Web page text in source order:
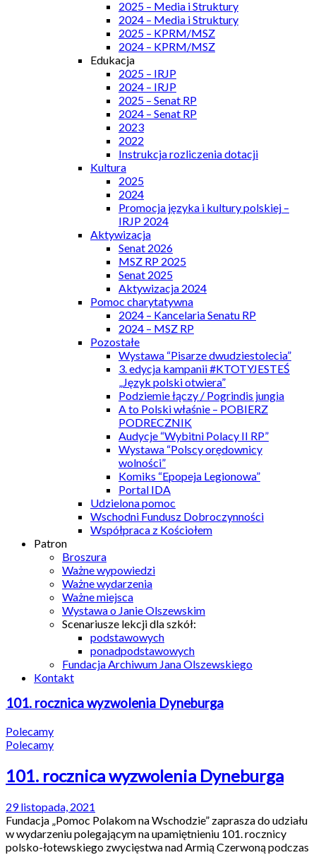
2025 – Media i Struktury
2024 – Media i Struktury
2025 – KPRM/MSZ
2024 – KPRM/MSZ
Edukacja
2025 – IRJP
2024 – IRJP
2025 – Senat RP
2024 – Senat RP
2023
2022
Instrukcja rozliczenia dotacji
Kultura
2025
2024
Promocja języka i kultury polskiej –
IRJP 2024
Aktywizacja
Senat 2026
MSZ RP 2025
Senat 2025
Aktywizacja 2024
Pomoc charytatywna
2024 – Kancelaria Senatu RP
2024 – MSZ RP
Pozostałe
Wystawa “Pisarze dwudziestolecia”
3. edycja kampanii #KTOTYJESTEŚ
„Język polski otwiera”
Podziemie łączy / Pogrindis jungia
A to Polski właśnie – POBIERZ
PODRECZNIK
Audycje “Wybitni Polacy II RP”
Wystawa “Polscy orędownicy
wolności”
Komiks “Epopeja Legionowa”
Portal IDA
Udzielona pomoc
Wschodni Fundusz Dobroczynności
Współpraca z Kościołem
Patron
Broszura
Ważne wypowiedzi
Ważne wydarzenia
Ważne miejsca
Wystawa o Janie Olszewskim
Scenariusze lekcji dla szkół:
podstawowych
ponadpodstawowych
Fundacja Archiwum Jana Olszewskiego
Kontakt
101. rocznica wyzwolenia Dyneburga
Polecamy
Polecamy
101. rocznica wyzwolenia Dyneburga
29 listopada, 2021
Fundacja „Pomoc Polakom na Wschodzie” zaprasza do udziału
w wydarzeniu polegającym na upamiętnieniu 101. rocznicy
polsko-łotewskiego zwycięstwa nad Armią Czerwoną podczas